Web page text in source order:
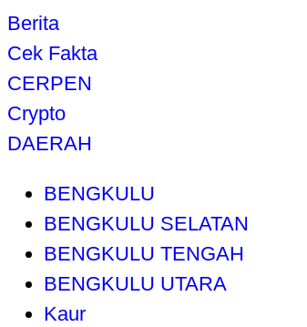
Berita
Cek Fakta
CERPEN
Crypto
DAERAH
BENGKULU
BENGKULU SELATAN
BENGKULU TENGAH
BENGKULU UTARA
Kaur